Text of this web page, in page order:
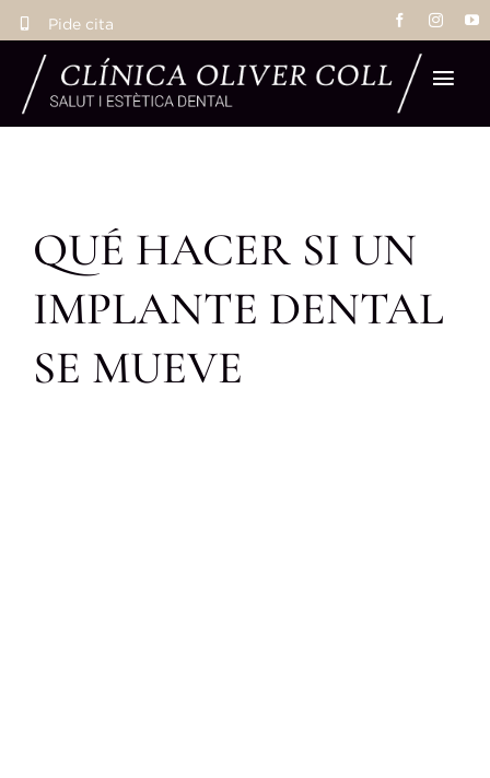
Saltar
contenido
Pide cita
QUÉ HACER SI UN
IMPLANTE DENTAL
SE MUEVE